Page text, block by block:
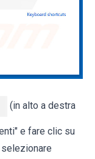
(in alto a destra
e fare clic su
selezionare